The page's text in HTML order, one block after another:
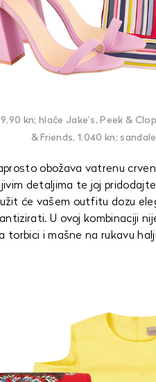
kn; hlače Jake’s, Peek &
& Friends, 1.040 kn;
obožava vatrenu
detaljima te joj pridodajte
će vašem outfitu dozu
U ovoj kombinaciji
torbici i mašne na rukavu